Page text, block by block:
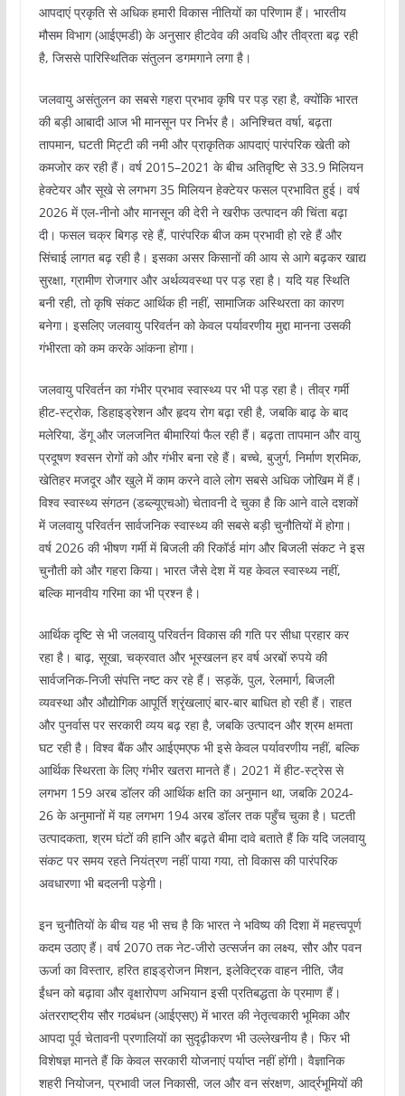
आपदाएं प्रकृति से अधिक हमारी विकास नीतियों का परिणाम हैं। भारतीय
मौसम विभाग (आईएमडी) के अनुसार हीटवेव की अवधि और तीव्रता बढ़ रही
है, जिससे पारिस्थितिक संतुलन डगमगाने लगा है।
जलवायु असंतुलन का सबसे गहरा प्रभाव कृषि पर पड़ रहा है, क्योंकि भारत
की बड़ी आबादी आज भी मानसून पर निर्भर है। अनिश्चित वर्षा, बढ़ता
तापमान, घटती मिट्टी की नमी और प्राकृतिक आपदाएं पारंपरिक खेती को
कमजोर कर रही हैं। वर्ष 2015–2021 के बीच अतिवृष्टि से 33.9 मिलियन
हेक्टेयर और सूखे से लगभग 35 मिलियन हेक्टेयर फसल प्रभावित हुई। वर्ष
2026 में एल-नीनो और मानसून की देरी ने खरीफ उत्पादन की चिंता बढ़ा
दी। फसल चक्र बिगड़ रहे हैं, पारंपरिक बीज कम प्रभावी हो रहे हैं और
सिंचाई लागत बढ़ रही है। इसका असर किसानों की आय से आगे बढ़कर खाद्य
सुरक्षा, ग्रामीण रोजगार और अर्थव्यवस्था पर पड़ रहा है। यदि यह स्थिति
बनी रही, तो कृषि संकट आर्थिक ही नहीं, सामाजिक अस्थिरता का कारण
बनेगा। इसलिए जलवायु परिवर्तन को केवल पर्यावरणीय मुद्दा मानना उसकी
गंभीरता को कम करके आंकना होगा।
जलवायु परिवर्तन का गंभीर प्रभाव स्वास्थ्य पर भी पड़ रहा है। तीव्र गर्मी
हीट-स्ट्रोक, डिहाइड्रेशन और हृदय रोग बढ़ा रही है, जबकि बाढ़ के बाद
मलेरिया, डेंगू और जलजनित बीमारियां फैल रही हैं। बढ़ता तापमान और वायु
प्रदूषण श्वसन रोगों को और गंभीर बना रहे हैं। बच्चे, बुजुर्ग, निर्माण श्रमिक,
खेतिहर मजदूर और खुले में काम करने वाले लोग सबसे अधिक जोखिम में हैं।
विश्व स्वास्थ्य संगठन (डब्ल्यूएचओ) चेतावनी दे चुका है कि आने वाले दशकों
में जलवायु परिवर्तन सार्वजनिक स्वास्थ्य की सबसे बड़ी चुनौतियों में होगा।
वर्ष 2026 की भीषण गर्मी में बिजली की रिकॉर्ड मांग और बिजली संकट ने इस
चुनौती को और गहरा किया। भारत जैसे देश में यह केवल स्वास्थ्य नहीं,
बल्कि मानवीय गरिमा का भी प्रश्न है।
आर्थिक दृष्टि से भी जलवायु परिवर्तन विकास की गति पर सीधा प्रहार कर
रहा है। बाढ़, सूखा, चक्रवात और भूस्खलन हर वर्ष अरबों रुपये की
सार्वजनिक-निजी संपत्ति नष्ट कर रहे हैं। सड़कें, पुल, रेलमार्ग, बिजली
व्यवस्था और औद्योगिक आपूर्ति श्रृंखलाएं बार-बार बाधित हो रही हैं। राहत
और पुनर्वास पर सरकारी व्यय बढ़ रहा है, जबकि उत्पादन और श्रम क्षमता
घट रही है। विश्व बैंक और आईएमएफ भी इसे केवल पर्यावरणीय नहीं, बल्कि
आर्थिक स्थिरता के लिए गंभीर खतरा मानते हैं। 2021 में हीट-स्ट्रेस से
लगभग 159 अरब डॉलर की आर्थिक क्षति का अनुमान था, जबकि 2024-
26 के अनुमानों में यह लगभग 194 अरब डॉलर तक पहुँच चुका है। घटती
उत्पादकता, श्रम घंटों की हानि और बढ़ते बीमा दावे बताते हैं कि यदि जलवायु
संकट पर समय रहते नियंत्रण नहीं पाया गया, तो विकास की पारंपरिक
अवधारणा भी बदलनी पड़ेगी।
इन चुनौतियों के बीच यह भी सच है कि भारत ने भविष्य की दिशा में महत्त्वपूर्ण
कदम उठाए हैं। वर्ष 2070 तक नेट-जीरो उत्सर्जन का लक्ष्य, सौर और पवन
ऊर्जा का विस्तार, हरित हाइड्रोजन मिशन, इलेक्ट्रिक वाहन नीति, जैव
ईंधन को बढ़ावा और वृक्षारोपण अभियान इसी प्रतिबद्धता के प्रमाण हैं।
अंतरराष्ट्रीय सौर गठबंधन (आईएसए) में भारत की नेतृत्वकारी भूमिका और
आपदा पूर्व चेतावनी प्रणालियों का सुदृढ़ीकरण भी उल्लेखनीय है। फिर भी
विशेषज्ञ मानते हैं कि केवल सरकारी योजनाएं पर्याप्त नहीं होंगी। वैज्ञानिक
शहरी नियोजन, प्रभावी जल निकासी, जल और वन संरक्षण, आर्द्रभूमियों की